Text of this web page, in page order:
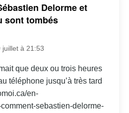
Delorme et
sont tombés
juillet à 21:53
que deux ou trois heures
téléphone jusqu’à très tard
en-
sebastien-delorme-